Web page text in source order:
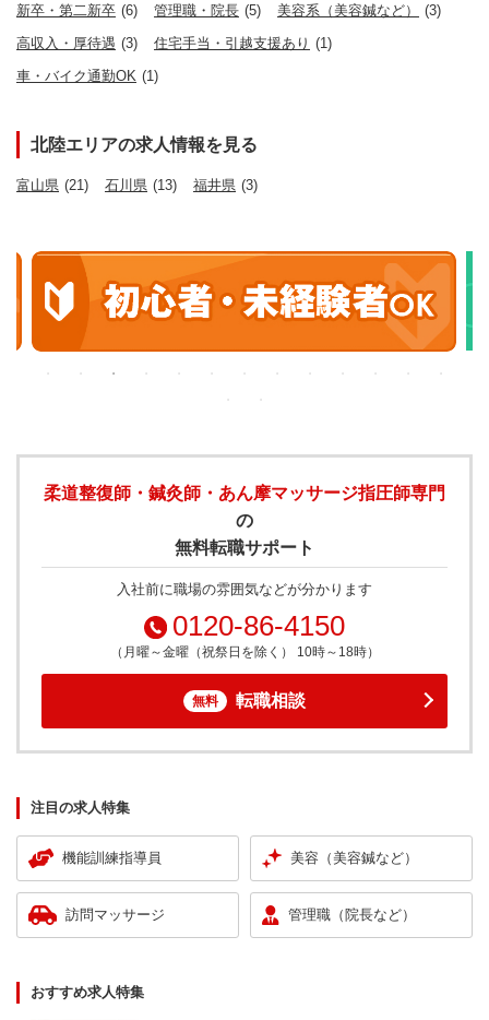
新卒・第二新卒 (6) 管理職・院長 (5) 美容系（美容鍼など）
(3)
高収入・厚待遇 (3) 住宅手当・引越支援あり (1)
車・バイク通勤OK (1)
北陸エリアの求人情報を見る
富山県 (21) 石川県 (13) 福井県 (3)
柔道整復師・鍼灸師・あん摩マッサージ指圧師専門
の
無料転職サポート
入社前に職場の雰囲気などが分かります
0120-86-4150
（月曜～金曜（祝祭日を除く） 10時～18時）
無料 転職相談
注目の求人特集
機能訓練指導員 美容（美容鍼など）
訪問マッサージ 管理職（院長など）
おすすめ求人特集